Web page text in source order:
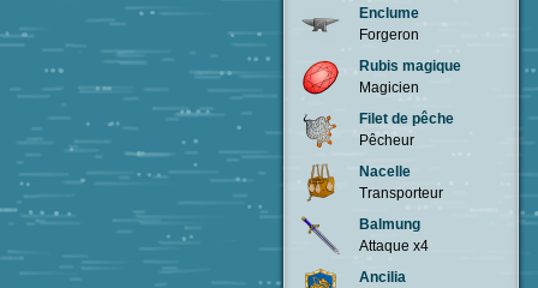
Enclume
Forgeron
Rubis magique
Magicien
Filet de pêche
Pêcheur
Nacelle
Transporteur
Balmung
Attaque x4
Ancilia